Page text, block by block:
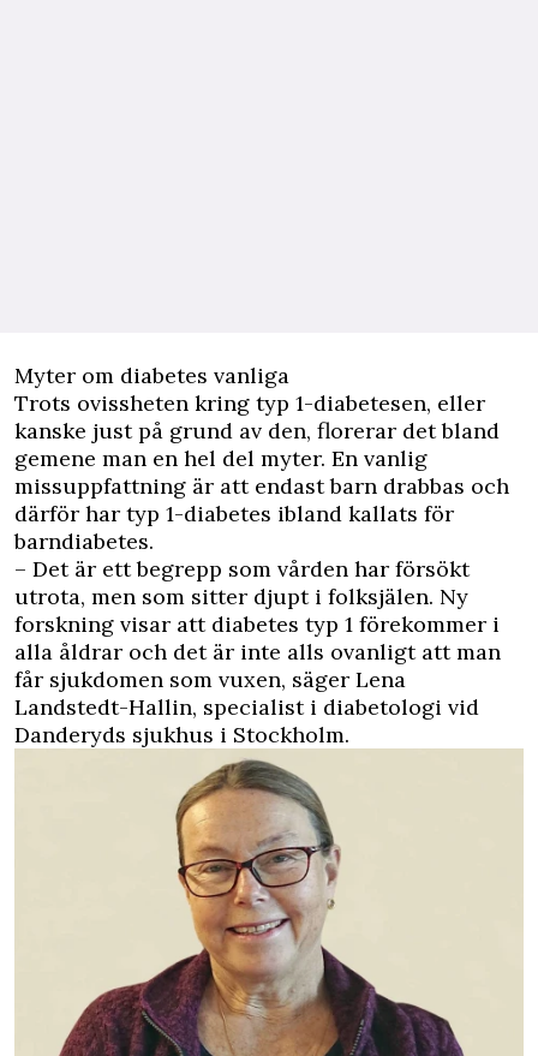
Myter om diabetes vanliga
Trots ovissheten kring typ 1-diabetesen, eller
kanske just på grund av den, florerar det bland
gemene man en hel del myter. En vanlig
missuppfattning är att endast barn drabbas och
därför har typ 1-diabetes ibland kallats för
barndiabetes.
– Det är ett begrepp som vården har försökt
utrota, men som sitter djupt i folksjälen. Ny
forskning visar att diabetes typ 1 förekommer i
alla åldrar och det är inte alls ovanligt att man
får sjukdomen som vuxen, säger Lena
Landstedt-Hallin, specialist i diabetologi vid
Danderyds sjukhus i Stockholm.